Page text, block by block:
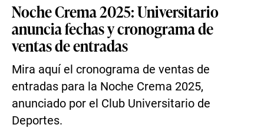
Noche Crema 2025: Universitario
anuncia fechas y cronograma de
ventas de entradas
Mira aquí el cronograma de ventas de
entradas para la Noche Crema 2025,
anunciado por el Club Universitario de
Deportes.